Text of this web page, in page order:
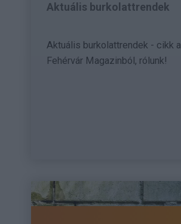
Aktuális burkolattrendek
Aktuális burkolattrendek - cikk a
Fehérvár Magazinból, rólunk!